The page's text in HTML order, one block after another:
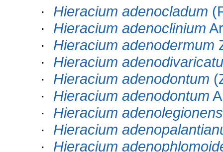
· Hieracium adenocladum
· Hieracium adenoclinium
· Hieracium adenodermum
· Hieracium
· Hieracium adenodontum
· Hieracium adenodontum
· Hieracium
· Hieracium
· Hieracium